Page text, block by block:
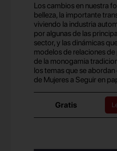
Los cambios en nuestra
belleza, la importante
viviendo la industria
por algunas de las
sector, y las dinámicas
modelos de relaciones de
de la monogamia
los temas que se
de Mujeres a Seguir en
Gratis